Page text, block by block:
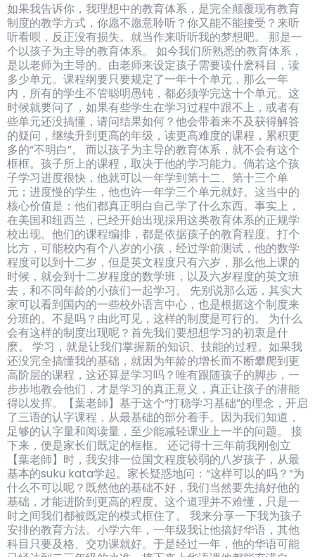
如果我告诉你，我理想中的教育体系，是完全颠覆现有教育
制度的教学方式，你愿不愿意聆听？你又能不能接受？来听
听看呗，反正没有损失。就当作来听听我的梦想吧。 那是一
个以孩子为主导的教育体系。 如今我们所熟悉的教育体系，
是以老师为主导的。由老师来设定孩子需要读什麽科目，读
多少单元。课程纲要只要规定了一年十个单元，那么一年
内，所有的学生不管聪明愚钝，都必须学完这十个单元。这
时候就要问了，如果有些学生在学习过程中跟不上，或者有
些单元还没搞懂，请问结果如何？他会带着来不及获得解答
的疑问，继续升到更高的年级，读更高难度的课程，累积更
多的“不明白”。 而以孩子为主导的教育体系，就不会有这个
框框。孩子所上的课程，取决于他的学习能力。倘若这个孩
子学习进度很快，他就可以一年学到第十二、第十三个单
元；进度慢的学生，他也许一年学三个单元就好。这当中的
核心价值是：他们都真正明白自己学了什么东西。事实上，
在美国和纽西兰，已经开始出现採用这类教育体系的正规学
校出现。他们的课程编排，都是依据孩子的教育程度。打个
比方，可能校内有个八岁的小孩，经过学前测试，他的数学
程度可以到十二岁，但是英文程度只有六岁，那么他上课的
时候，就会到十二岁程度的数学班，以及六岁程度的英文班
去，和不同年龄的小孩们一起学习。 先别说那么远，其实大
家可以看到国内的一些校外语言中心，也是根据这个制度来
分班的。不是吗？由此可见，这样的制度是可行的。 为什么
会有这样的制度出现呢？首先我们要想想学习的初衷是什
麽。 学习，就是让我们掌握新的知识、技能的过程。如果我
还没完全搞懂我的基础，就因为年龄的增长而不断攀爬到更
高阶层的课程，这还算是学习吗？唯有跟随孩子的脚步，一
步步地教会他们，才是学习的真正意义，真正让孩子的潜能
得以发挥。【葉老師】基于这个“打稳学习基础”的理念，开启
了三语的认字课程，从最基础的部分着手。因为我们知道，
足够的认字量和阅读量，至少能减轻课业上一半的问题。 接
下来，便是家长们既定的框框。 还记得十三年前我刚创立
【葉老師】时，我安排一位国文程度较弱的八岁孩子，从最
基本的suku kata学起。家长疑惑地问：“这样可以的吗？”为
什么不可以呢？既然他的基础不好，我们当然要先搞好他的
基础，才能进阶到更高的程度。这个道理并不难懂，只是一
时之间我们都被既定的模式框住了。 我来分享一下我为孩子
安排的教育方法。小学六年，一年级我让他搞好华语，其他
科目只要及格、交功课就好。于是经过一年，他的华语可能